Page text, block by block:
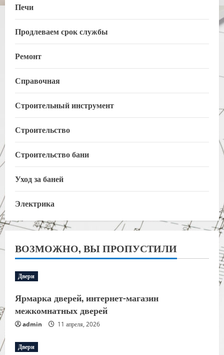
Печи
Продлеваем срок службы
Ремонт
Справочная
Строительный инструмент
Строительство
Строительство бани
Уход за баней
Электрика
ВОЗМОЖНО, ВЫ ПРОПУСТИЛИ
Двери
Ярмарка дверей, интернет-магазин
межкомнатных дверей
admin 11 апреля, 2026
Двери